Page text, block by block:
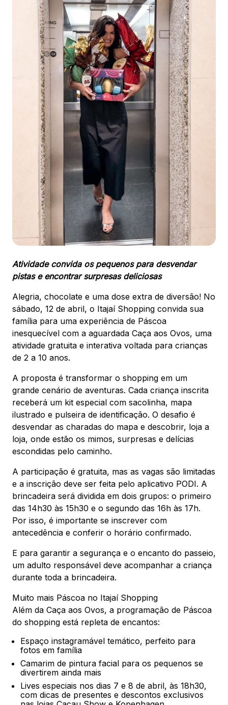
Ver local
Chamar Uber
CONTATO
(47) 3348-4609
Comodidades Eventos Cinema
Vitrine virtual
Atividade convida os pequenos para desvendar
pistas e encontrar surpresas deliciosas
Alegria, chocolate e uma dose extra de diversão! No
sábado, 12 de abril, o Itajaí Shopping convida sua
família para uma experiência de Páscoa
inesquecível com a aguardada Caça aos Ovos, uma
atividade gratuita e interativa voltada para crianças
de 2 a 10 anos.
A proposta é transformar o shopping em um
grande cenário de aventuras. Cada criança inscrita
receberá um kit especial com sacolinha, mapa
ilustrado e pulseira de identificação. O desafio é
desvendar as charadas do mapa e descobrir, loja a
loja, onde estão os mimos, surpresas e delícias
escondidas pelo caminho.
A participação é gratuita, mas as vagas são limitadas
e a inscrição deve ser feita pelo aplicativo PODI. A
brincadeira será dividida em dois grupos: o primeiro
das 14h30 às 15h30 e o segundo das 16h às 17h.
Por isso, é importante se inscrever com
antecedência e conferir o horário confirmado.
E para garantir a segurança e o encanto do passeio,
um adulto responsável deve acompanhar a criança
durante toda a brincadeira.
Muito mais Páscoa no Itajaí Shopping
Além da Caça aos Ovos, a programação de Páscoa
do shopping está repleta de encantos:
Espaço instagramável temático, perfeito para
fotos em família
Camarim de pintura facial para os pequenos se
divertirem ainda mais
Lives especiais nos dias 7 e 8 de abril, às 18h30,
com dicas de presentes e descontos exclusivos